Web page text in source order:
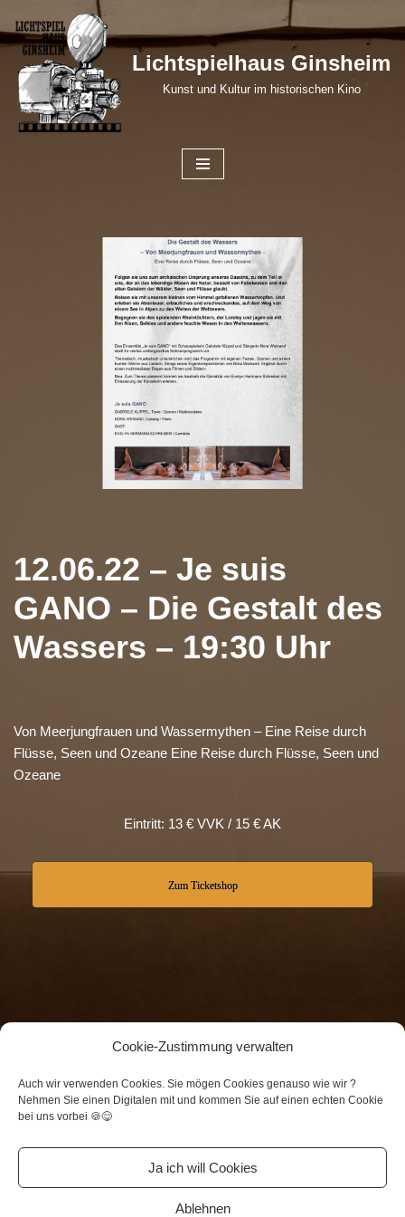
Cookie-Zustimmung verwalten
Auch wir verwenden Cookies. Sie mögen Cookies genauso wie wir ?
Nehmen Sie einen Digitalen mit und kommen Sie auf einen echten Cookie
bei uns vorbei 🍪😋
Ja ich will Cookies
Ablehnen
Zum
Inhalt
springen
Lichtspielhaus Ginsheim
Kunst und Kultur im historischen Kino
12.06.22 – Je suis
GANO – Die Gestalt des
Wassers – 19:30 Uhr
Von Meerjungfrauen und Wassermythen – Eine Reise durch
Flüsse, Seen und Ozeane Eine Reise durch Flüsse, Seen und
Ozeane
Eintritt: 13 € VVK / 15 € AK
Zum Ticketshop
Lieferung, Versandkosten, Zahlungsarten, Abgesagte
Veranstaltungen, Gutscheine
Impressum
Frankfurter Straße 7, 65462 Ginsheim